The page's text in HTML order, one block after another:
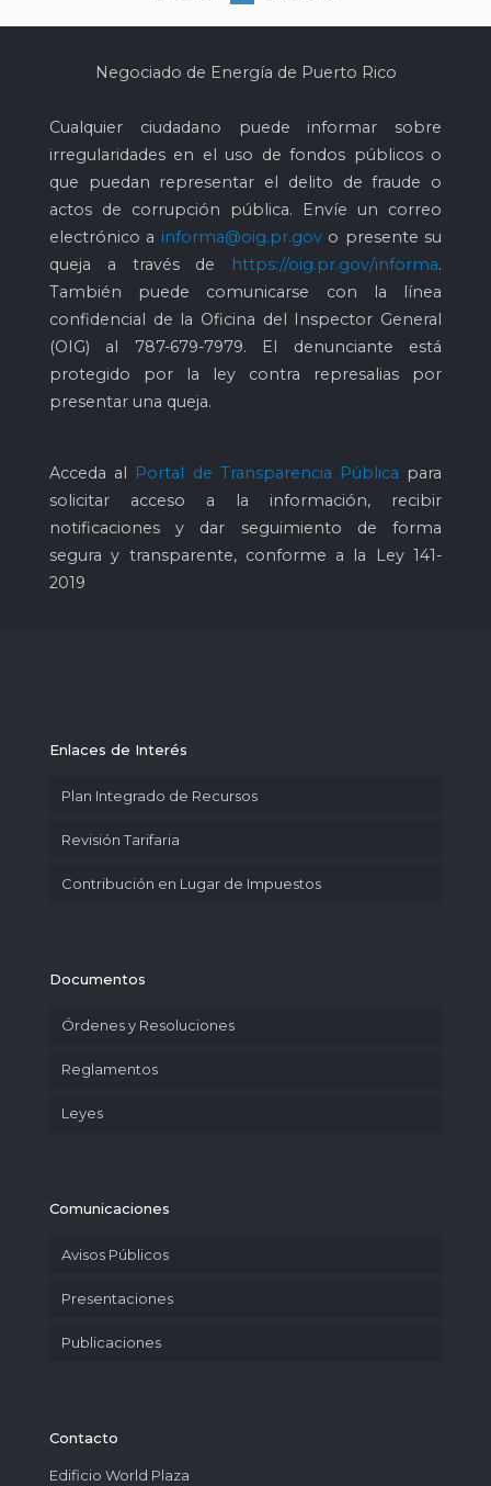
Negociado de Energía de Puerto Rico
Cualquier ciudadano puede informar sobre
irregularidades en el uso de fondos públicos o
que puedan representar el delito de fraude o
actos de corrupción pública. Envíe un correo
electrónico a informa@oig.pr.govo presente su
queja a través de
https://oig.pr.gov/informa.
También puede comunicarse con la línea
confidencial de la Oficina del Inspector General
(OIG) al 787-679-7979. El denunciante está
protegido por la ley contra represalias por
presentar una queja.
Acceda al Portal de Transparencia Pública para
solicitar acceso a la información, recibir
notificaciones y dar seguimiento de forma
segura y transparente, conforme a la Ley 141-
2019
Enlaces de Interés
Plan Integrado de Recursos
Revisión Tarifaria
Contribución en Lugar de Impuestos
Documentos
Órdenes y Resoluciones
Reglamentos
Leyes
Comunicaciones
Avisos Públicos
Presentaciones
Publicaciones
Contacto
Edificio World Plaza